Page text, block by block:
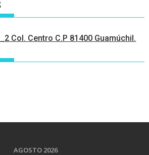
Col. Centro C.P 81400 Guamúchil.
AGOSTO 2026